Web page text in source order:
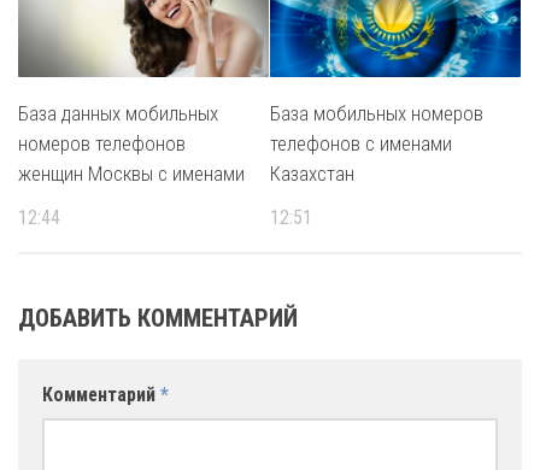
База данных мобильных
номеров телефонов
женщин Москвы с именами
12:44
База мобильных номеров
телефонов с именами
Казахстан
12:51
ДОБАВИТЬ КОММЕНТАРИЙ
Комментарий *